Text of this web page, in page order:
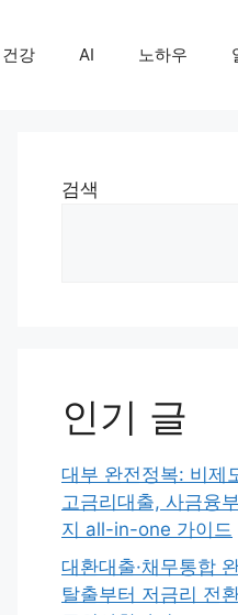
건강 AI 노하우
검색
인기 글
대부 완전정복: 비제
고금리대출, 사금융
지 all-in-one 가이드
대환대출·채무통합
탈출부터 저금리 전